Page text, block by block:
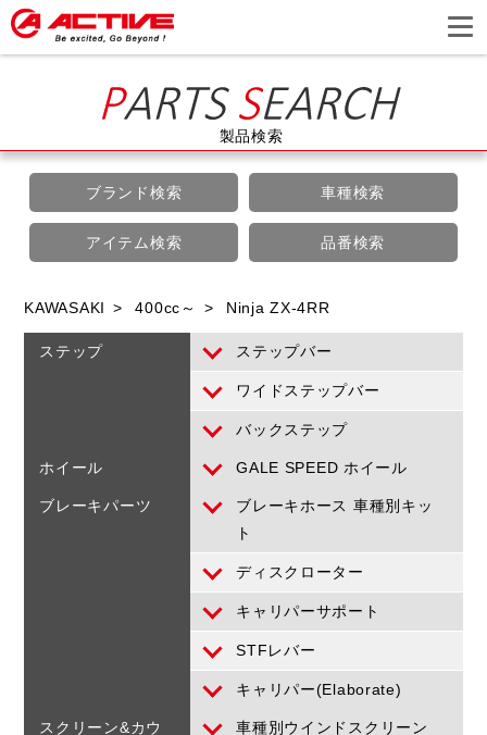
製品検索
ブランド検索 車種検索
アイテム検索 品番検索
KAWASAKI 400cc～ Ninja ZX-4RR
ステップ ステップバー
ワイドステップバー
バックステップ
ホイール GALE SPEED ホイール
ブレーキパーツ
ブレーキホース 車種別キッ
ト
ディスクローター
キャリパーサポート
STFレバー
キャリパー(Elaborate)
スクリーン&カウ
車種別ウインドスクリーン